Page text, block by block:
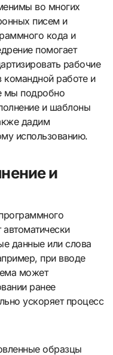
во многих
писем и
кода и
помогает
рабочие
командной работе и
мы подробно
и шаблоны
дадим
использованию.
и
данные или слова
при вводе
может
ранее
ускоряет процесс
образцы